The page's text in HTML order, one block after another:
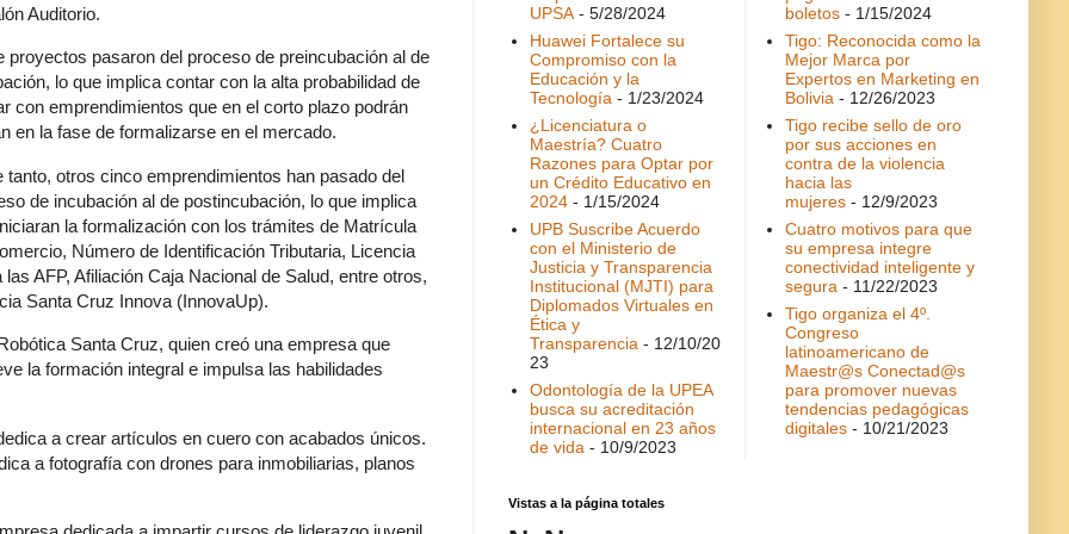
Auditorio.
proyectos pasaron del proceso de preincubación al de
lo que implica contar con la alta probabilidad de
con emprendimientos que en el corto plazo podrán
en la fase de formalizarse en el mercado.
tanto, otros cinco emprendimientos han pasado del
de incubación al de postincubación, lo que implica
la formalización con los trámites de Matrícula
Número de Identificación Tributaria, Licencia
AFP, Afiliación Caja Nacional de Salud, entre otros,
Santa Cruz Innova (InnovaUp).
Santa Cruz, quien creó una empresa que
la formación integral e impulsa las habilidades
a crear artículos en cuero con acabados únicos.
a fotografía con drones para inmobiliarias, planos
UPSA- 5/28/2024
Huawei Fortalece su
Compromiso con la
Educación y la
Tecnología - 1/23/2024
¿Licenciatura o
Maestría? Cuatro
Razones para Optar por
un Crédito Educativo en
2024- 1/15/2024
UPB Suscribe Acuerdo
con el Ministerio de
Justicia y Transparencia
Institucional (MJTI) para
Diplomados Virtuales en
Ética y
Transparencia - 12/10/20
23
Odontología de la UPEA
busca su acreditación
internacional en 23 años
de vida - 10/9/2023
boletos- 1/15/2024
Tigo: Reconocida como la
Mejor Marca por
Expertos en Marketing en
Bolivia - 12/26/2023
Tigo recibe sello de oro
por sus acciones en
contra de la violencia
hacia las
mujeres- 12/9/2023
Cuatro motivos para que
su empresa integre
conectividad inteligente y
segura - 11/22/2023
Tigo organiza el 4º.
Congreso
latinoamericano de
Maestr@s Conectad@s
para promover nuevas
tendencias pedagógicas
digitales- 10/21/2023
Vistas a la página totales